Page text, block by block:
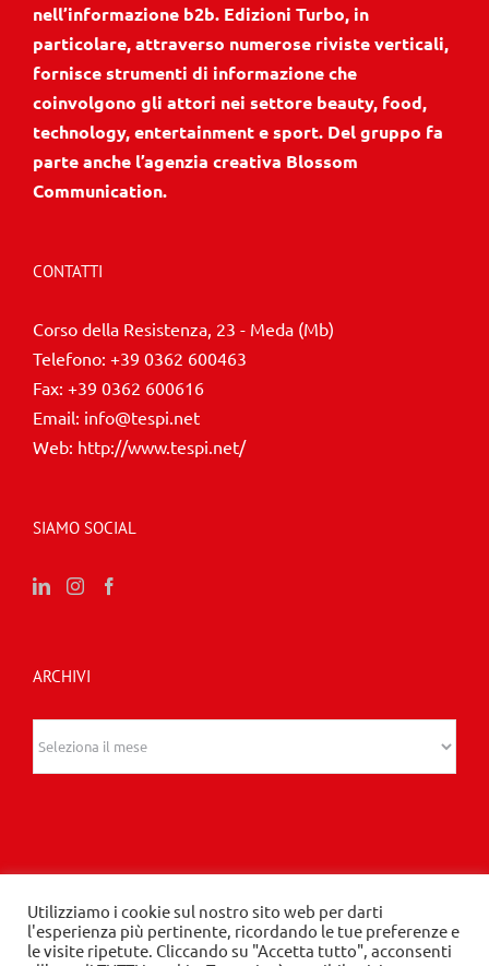
nell’informazione b2b. Edizioni Turbo, in
particolare, attraverso numerose riviste verticali,
fornisce strumenti di informazione che
coinvolgono gli attori nei settore beauty, food,
technology, entertainment e sport. Del gruppo fa
parte anche l’agenzia creativa Blossom
Communication.
CONTATTI
Corso della Resistenza, 23 - Meda (Mb)
Telefono: +39 0362 600463
Fax: +39 0362 600616
Email: info@tespi.net
Web: http://www.tespi.net/
SIAMO SOCIAL
ARCHIVI
© 2020 Edizioni Turbo by Tespi Mediagroup -
Utilizziamo i cookie sul nostro sito web per darti
l'esperienza più pertinente, ricordando le tue preferenze e
le visite ripetute. Cliccando su "Accetta tutto", acconsenti